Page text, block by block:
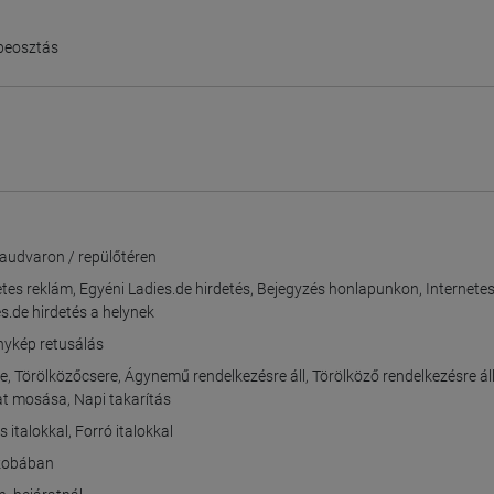
/ repülőtéren
reklám, Egyéni Ladies.de hirdetés, Bejegyzés honlapunkon,
hirdetés a helynek
retusálás
,Törölközőcsere,Ágynemű rendelkezésre áll ,Törölköző rendelkezésre áll
mosása, Napi takarítás
italokkal , Forró italokkal